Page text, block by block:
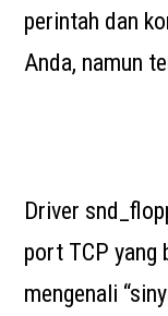
perintah dan
Anda, namun
Driver
port TCP yang
mengenali